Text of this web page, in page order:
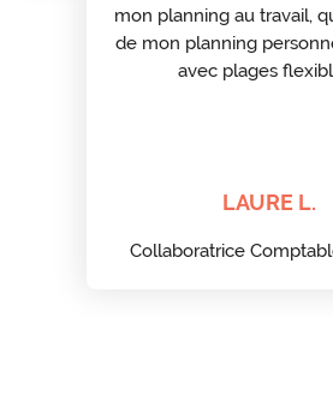
mon planning au travail,
de mon planning
avec plages
LAURE L.
Collaboratrice